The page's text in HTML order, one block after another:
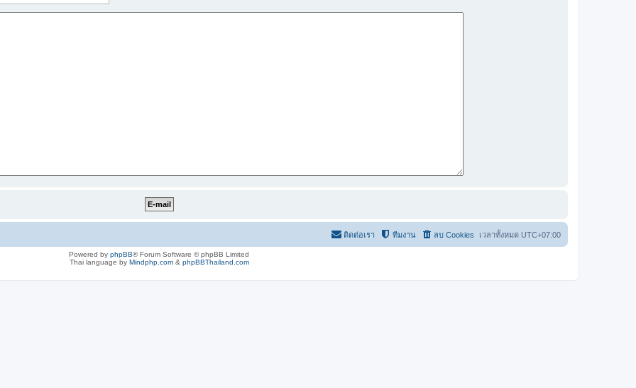
เวลาทั้งหมด UTC+07:00
ลบ Cookies
ทีมงาน
ติดต่อเรา
Powered by phpBB® Forum Software © phpBB Limited
Thai language by Mindphp.com& phpBBThailand.com